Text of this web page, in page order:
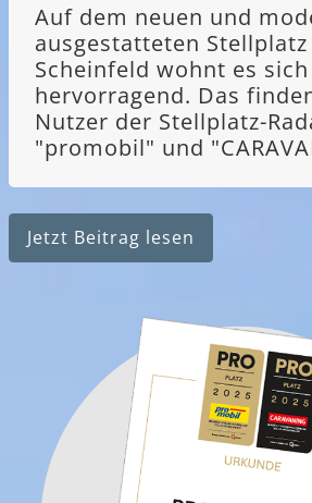
Auf dem neuen und
ausgestatteten Stellplatz
Scheinfeld wohnt es sich
hervorragend. Das
Nutzer der Stellplatz-
"promobil" und
Jetzt Beitrag lesen